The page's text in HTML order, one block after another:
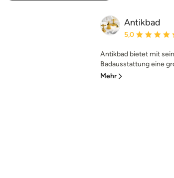
Antikbad
5,0
Antikbad bietet mit
Badausstattung eine
Mehr